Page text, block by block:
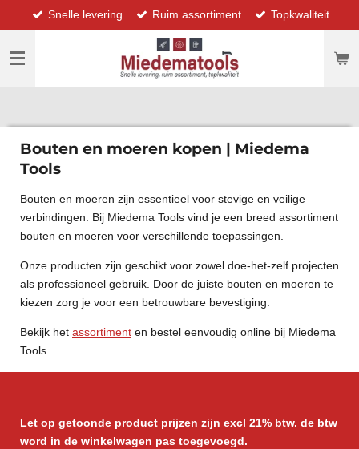
direct
naar
hoofdinhoud
Snelle levering Ruim assortiment Topkwaliteit
Bouten en moeren kopen | Miedema
Tools
Bouten en moeren zijn essentieel voor stevige en veilige
verbindingen. Bij Miedema Tools vind je een breed assortiment
bouten en moeren voor verschillende toepassingen.
Onze producten zijn geschikt voor zowel doe-het-zelf projecten
als professioneel gebruik. Door de juiste bouten en moeren te
kiezen zorg je voor een betrouwbare bevestiging.
Bekijk het assortiment en bestel eenvoudig online bij Miedema
Tools.
Let op getoonde product prijzen zijn excl 21% btw. de btw
word in de winkelwagen pas toegevoegd.